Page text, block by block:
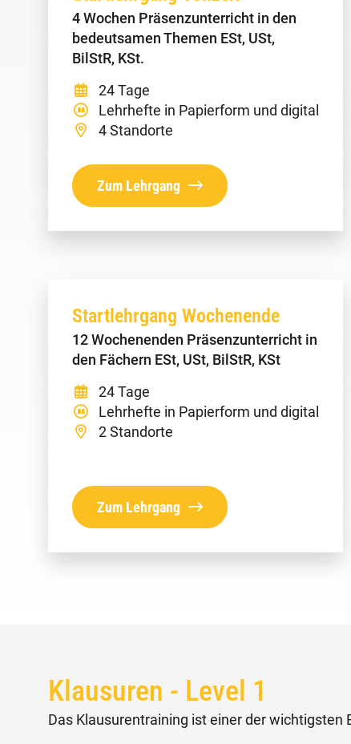
4 Wochen Präsenzunterricht in den
bedeutsamen Themen ESt, USt,
BilStR, KSt.
24 Tage
Lehrhefte in Papierform und digital
4 Standorte
Zum Lehrgang
Startlehrgang Wochenende
12 Wochenenden Präsenzunterricht in
den Fächern ESt, USt, BilStR, KSt
24 Tage
Lehrhefte in Papierform und digital
2 Standorte
Zum Lehrgang
Klausuren - Level 1
Das Klausurentraining ist einer der